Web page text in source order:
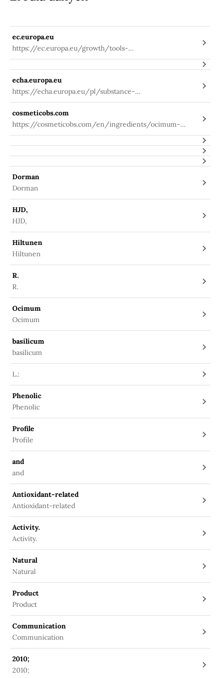
ec.europa.eu
https://ec.europa.eu/growth/tools-
databases/cosing/index.cfm?
fuseaction=search.details_v2&id=82774
echa.europa.eu
https://echa.europa.eu/pl/substance-
information/-/substanceinfo/100.076.245
cosmeticobs.com
https://cosmeticobs.com/en/ingredients/ocimum-
basilicum-extract-3622
Dorman
Dorman
HJD,
HJD,
Hiltunen
Hiltunen
R.
R.
Ocimum
Ocimum
basilicum
basilicum
L.:
Phenolic
Phenolic
Profile
Profile
and
and
Antioxidant-related
Antioxidant-related
Activity.
Activity.
Natural
Natural
Product
Product
Communication
Communication
2010;
2010;